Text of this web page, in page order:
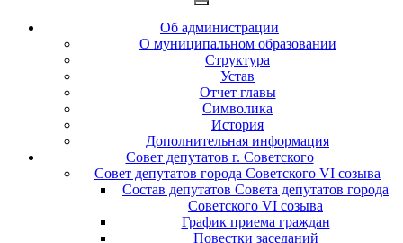
Об администрации
О муниципальном образовании
Структура
Устав
Отчет главы
Символика
История
Дополнительная информация
Совет депутатов г. Советского
Совет депутатов города Советского VI созыва
Состав депутатов Совета депутатов города
Советского VI созыва
График приема граждан
Повестки заседаний